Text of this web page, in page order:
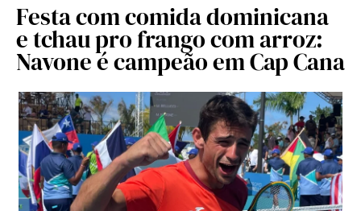
Festa com comida dominicana
e tchau pro frango com arroz:
Navone é campeão em Cap Cana